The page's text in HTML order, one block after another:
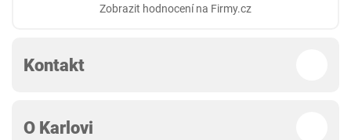
Zobrazit hodnocení na Firmy.cz
Kontakt
O Karlovi